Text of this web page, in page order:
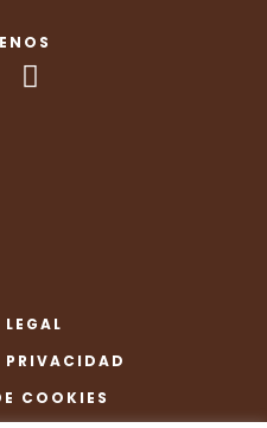
COOKIES